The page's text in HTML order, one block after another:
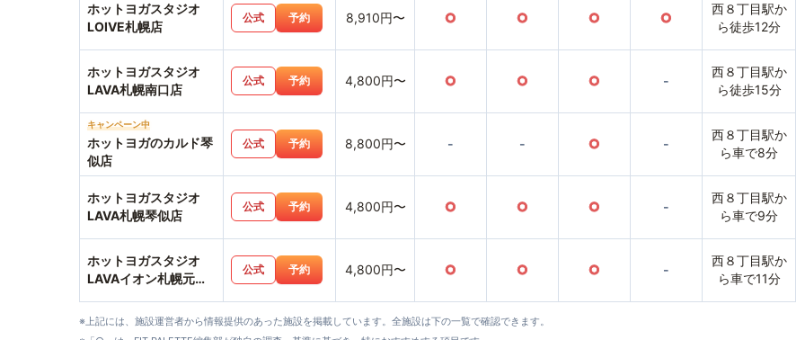
ホットヨガスタジオ
LOIVE札幌店
公式 予約 8,910円〜 ○ ○ ○ ○
西８丁目駅か
ら徒歩12分
ホットヨガスタジオ
LAVA札幌南口店
公式 予約 4,800円〜 ○ ○ ○ -
西８丁目駅か
ら徒歩15分
キャンペーン中
ホットヨガのカルド琴
似店
公式 予約 8,800円〜 - - ○ -
西８丁目駅か
ら車で8分
ホットヨガスタジオ
LAVA札幌琴似店
公式 予約 4,800円〜 ○ ○ ○ -
西８丁目駅か
ら車で9分
ホットヨガスタジオ
LAVAイオン札幌元町
公式 予約 4,800円〜 ○ ○ ○ -
西８丁目駅か
ら車で11分
※上記には、施設運営者から情報提供のあった施設を掲載しています。全施設は下の一覧で確認できます。